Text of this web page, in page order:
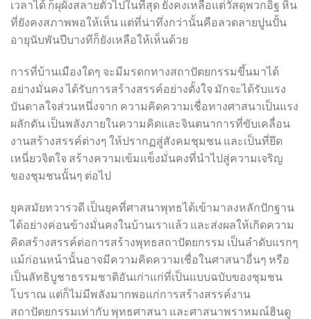
เวลาได้ ก็ผุผังสลายตัวไปในที่สุด ยังคงเหลือแต่วัสดุพวกอิฐ หิน
ที่ยังคงสภาพพอให้เห็น แต่ที่น่าทึ่งกว่านั้นคือลวดลายปูนปั้น
อายุนับพันปีบางทีก็ยังเหลือให้เห็นด้วย
การที่บ้านเมืองใดๆ จะมีมรดกทางสถาปัตยกรรมขึ้นมาได้
อย่างมั่นคง ได้รับการสร้างสรรค์อย่างตั้งใจ มักจะได้รับแรง
บันดาลใจส่วนหนึ่งจาก ความคิดความเชื่อทางศาสนาเป็นแรง
ผลักดัน เป็นพลังภายในความคิดและจินตนาการที่ขับเคลื่อน
งานสร้างสรรค์ต่างๆ ให้ปรากฏสู่สังคมชุมชน และเป็นที่ยึด
เหนี่ยวจิตใจ สร้างความเข้มแข็งมั่นคงที่นำไปสู่ความเจริญ
ของชุมชนนั้นๆ ต่อไป
ยุคสมัยทวารวดี เป็นยุคที่ศาสนาพุทธได้เข้ามาลงหลักปักฐาน
ได้อย่างค่อนข้างมั่นคงในบ้านเราแล้ว และส่งผลให้เกิดความ
คิดสร้างสรรค์ต่อการสร้างพุทธสถาปัตยกรรม เป็นลำดับแรกๆ
แม้ก่อนหน้านั้นอาจมีความคิดความเชื่อในศาสนาอื่นๆ หรือ
เป็นลัทธิบูชาธรรมชาติอันเก่าแก่ที่เป็นแบบฉบับของชุมชน
โบราณ แต่ก็ไม่มีพลังมากพอแก่การสร้างสรรค์งาน
สถาปัตยกรรมเท่ากับ พุทธศาสนา และศาสนาพราหมณ์ฮินดู